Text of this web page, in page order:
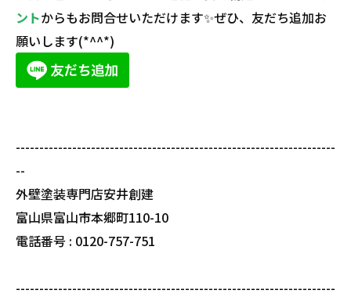
ントからもお問合せいただけます✨ぜひ、友だち追加お
願いします(*^^*)
--------------------------------------------------------------------
--
外壁塗装専門店安井創建
富山県富山市本郷町110-10
電話番号 : 0120-757-751
--------------------------------------------------------------------